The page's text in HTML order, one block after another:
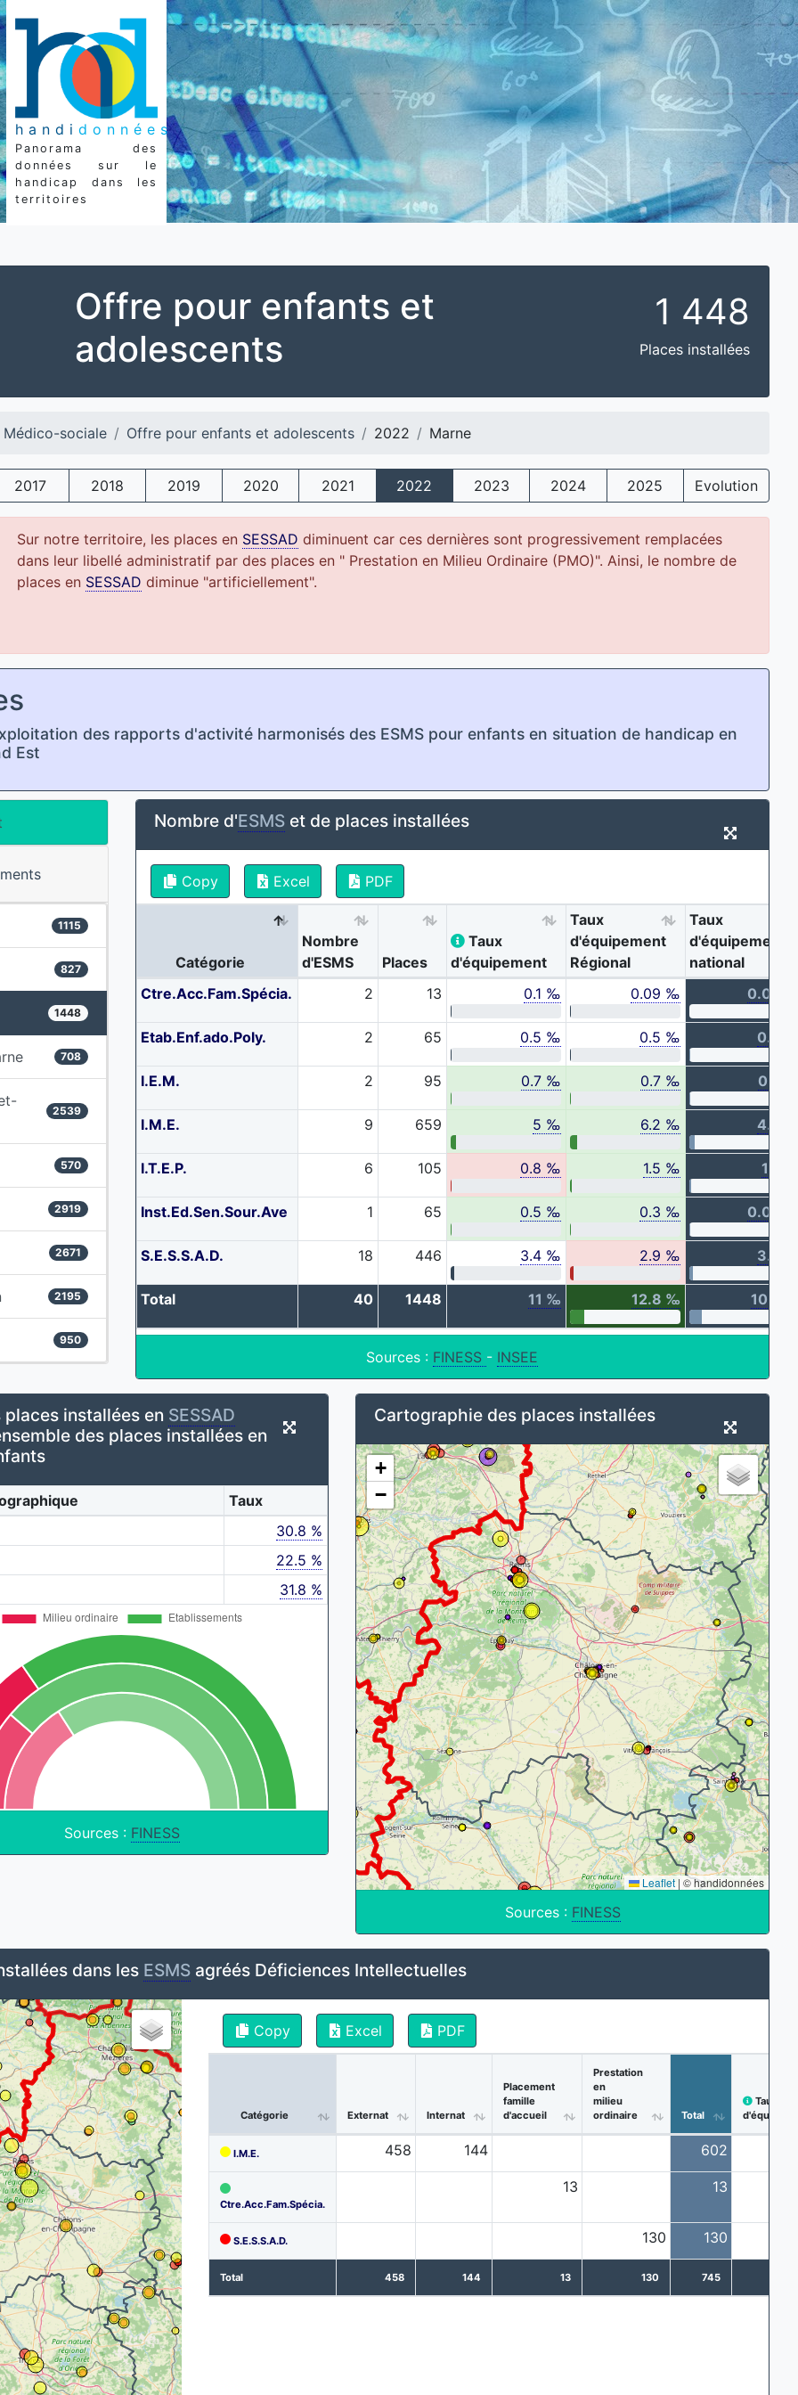
handi données
Panorama des
données sur le
handicap dans les
territoires
Offre pour enfants et
adolescents
1 448
Places installées
sociale Offre pour enfants et adolescents 2022 Marne
2017 2018 2019 2020 2021 2022 2023 2024 2025 Evolution
Sur notre territoire, les places en SESSAD diminuent car ces dernières sont progressivement remplacées
dans leur libellé administratif par des places en " Prestation en Milieu Ordinaire (PMO)". Ainsi, le nombre de
places en SESSAD diminue "artificiellement".
des rapports d'activité harmonisés des ESMS pour enfants en situation de handicap en
Est
1115
827
1448
708
2539
570
2919
2671
2195
950
Nombre d'ESMSet de places installées
Copy Excel PDF
Catégorie
Nombre
d'ESMS
Places
Taux
d'équipement
Taux
d'équipement
Régional
Taux
d'équipement
national
Ctre.Acc.Fam.Spécia.
2 13 0.1 ‰ 0.09 ‰ 0.06
Etab.Enf.ado.Poly. 2 65 0.5 ‰ 0.5 ‰ 0.3
I.E.M. 2 95 0.7 ‰ 0.7 ‰ 0.5
I.M.E. 9 659 5 ‰ 6.2 ‰ 4.6
I.T.E.P. 6 105 0.8 ‰ 1.5 ‰ 1.2
Inst.Ed.Sen.Sour.Ave 1 65 0.5 ‰ 0.3 ‰ 0.09
S.E.S.S.A.D. 18 446 3.4 ‰ 2.9 ‰ 3.4
Total 40 1448 11 ‰ 12.8 ‰ 10.7
Sources : FINESS - INSEE
places installées en SESSAD
des places installées en
Taux
30.8 %
22.5 %
31.8 %
Sources : FINESS
Cartographie des places installées
+
−
Leaflet | © handidonnées
Sources : FINESS
dans les ESMS agréés Déficiences Intellectuelles
Copy Excel PDF
Catégorie Externat Internat
Placement
famille
d'accueil
Prestation
en
milieu
ordinaire
Total
Taux
I.M.E. 458 144 602
Ctre.Acc.Fam.Spécia.
13 13
S.E.S.S.A.D. 130 130
Total 458 144 13 130 745